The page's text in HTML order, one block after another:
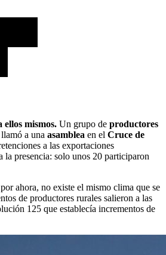
ellos mismos. Un grupo de productores
llamó a una asamblea en el Cruce de
a las exportaciones
la presencia: solo unos 20 participaron
ahora, no existe el mismo clima que se
de productores rurales salieron a las
125 que establecía incrementos de